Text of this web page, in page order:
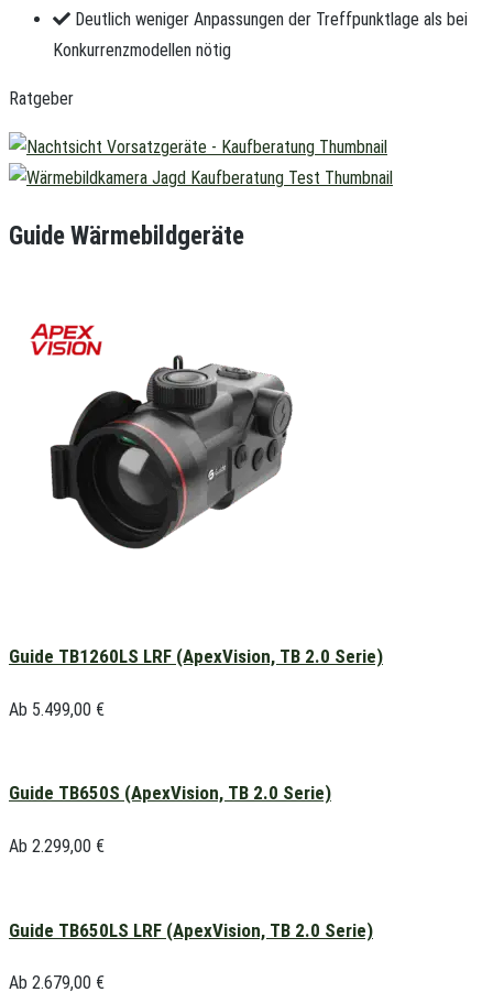
Deutlich weniger Anpassungen der Treffpunktlage als bei
Konkurrenzmodellen nötig
Ratgeber
Guide Wärmebildgeräte
Guide TB1260LS LRF (ApexVision, TB 2.0 Serie)
Ab 5.499,00 €
Guide TB650S (ApexVision, TB 2.0 Serie)
Ab 2.299,00 €
Guide TB650LS LRF (ApexVision, TB 2.0 Serie)
Ab 2.679,00 €